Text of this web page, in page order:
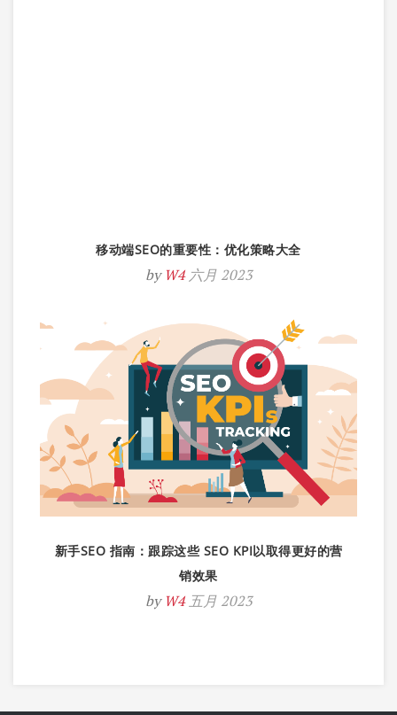
移动端SEO的重要性：优化策略大全
by W4 六月 2023
新手SEO 指南：跟踪这些 SEO KPI以取得更好的营
销效果
by W4 五月 2023